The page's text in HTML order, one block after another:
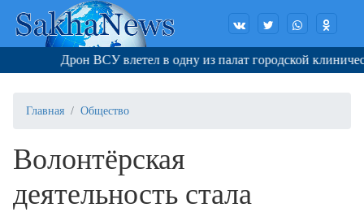
Дрон ВСУ влетел в одну из палат городской клинической
Главная Общество
Волонтёрская
деятельность стала